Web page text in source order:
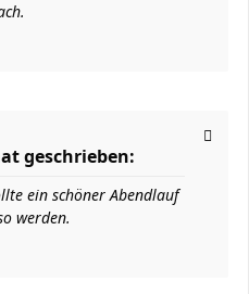
geschrieben:
ein schöner Abendlauf
werden.